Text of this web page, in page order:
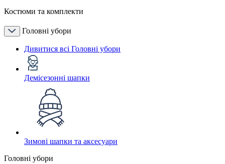
Костюми та комплекти
Головні убори
Дивитися всі Головні убори
Демісезонні шапки
Зимові шапки та аксесуари
Головні убори